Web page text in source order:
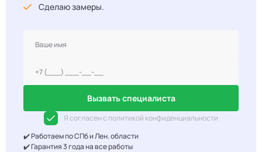
Сделаю замеры.
Вызвать специалиста
Я согласен с политикой конфиденциальности
✔️ Работаем по СПб и Лен. области
✔️ Гарантия 3 года на все работы